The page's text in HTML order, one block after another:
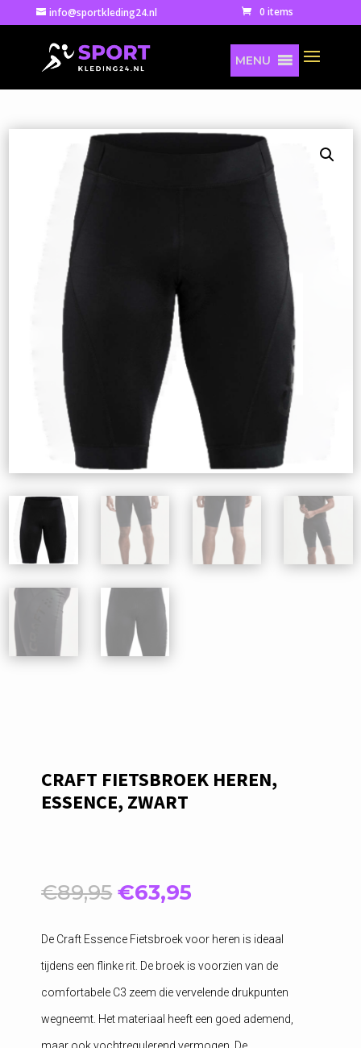
info@sportkleding24.nl 0 items
MENU
CRAFT FIETSBROEK HEREN,
ESSENCE, ZWART
€89,95 Oorspronkelijke
prijs
was:
€89,95.
€63,95
€63,95.
De Craft Essence Fietsbroek voor heren is ideaal
tijdens een flinke rit. De broek is voorzien van de
comfortabele C3 zeem die vervelende drukpunten
wegneemt. Het materiaal heeft een goed ademend,
maar ook vochtregulerend vermogen. De